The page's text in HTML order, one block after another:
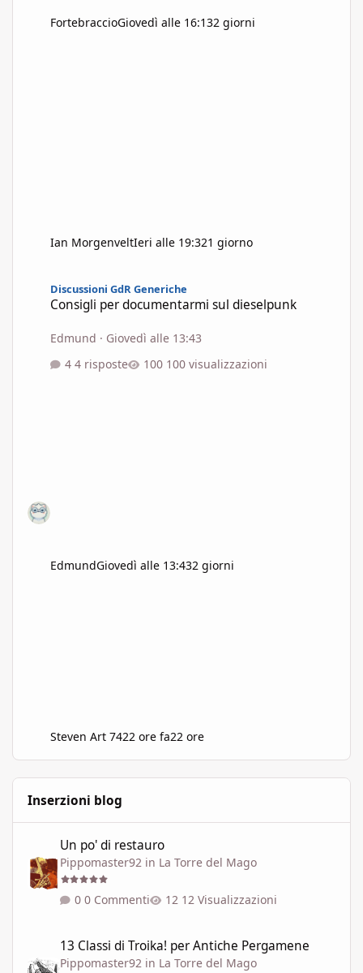
FortebraccioGiovedì alle 16:132 giorni
Ian MorgenveltIeri alle 19:321 giorno
Discussioni GdR Generiche
Consigli per documentarmi sul dieselpunk
Edmund · Giovedì alle 13:43
4 risposte
100 visualizzazioni
EdmundGiovedì alle 13:432 giorni
Steven Art 7422 ore fa22 ore
Inserzioni blog
Un po' di restauro
Pippomaster92 in La Torre del Mago
0 Commenti 12 Visualizzazioni
13 Classi di Troika! per Antiche Pergamene
Pippomaster92 in La Torre del Mago